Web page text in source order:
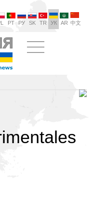
PT РУ SK TR УК AR 中文